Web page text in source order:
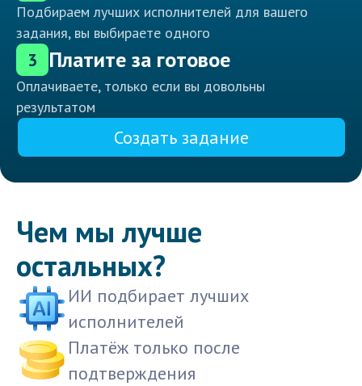
Подбираем лучших исполнителей для вашего
задания, вы выбираете одного
3 Платите за готовое
Оплачиваете, только если вы довольны
результатом
Создать задание
Чем мы лучше
остальных?
ИИ подбирает лучших
исполнителей
Платёж только после
подтверждения